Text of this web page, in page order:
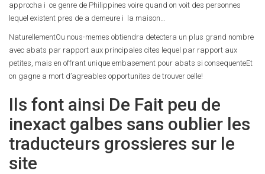
approcha i ce genre de Philippines voire quand on voit des personnes
lequel existent pres de a demeure i la maison…
NaturellementOu nous-memes obtiendra detectera un plus grand nombre
avec abats par rapport aux principales cites lequel par rapport aux
petites, mais en offrant unique embasement pour abats si consequenteEt
on gagne a mort d’agreables opportunites de trouver celle!
Ils font ainsi De Fait peu de
inexact galbes sans oublier les
traducteurs grossieres sur le
site